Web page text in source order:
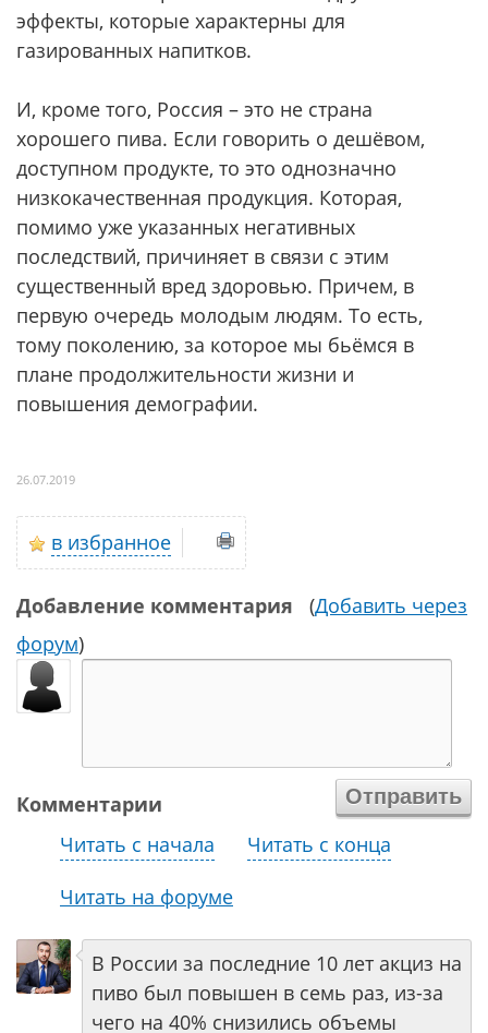
эффекты, которые характерны для
газированных напитков.
И, кроме того, Россия – это не страна
хорошего пива. Если говорить о дешёвом,
доступном продукте, то это однозначно
низкокачественная продукция. Которая,
помимо уже указанных негативных
последствий, причиняет в связи с этим
существенный вред здоровью. Причем, в
первую очередь молодым людям. То есть,
тому поколению, за которое мы бьёмся в
плане продолжительности жизни и
повышения демографии.
26.07.2019
в избранное
Добавление комментария (Добавить через
форум)
Комментарии
Читать с начала
Читать с конца
Читать на форуме
В России за последние 10 лет акциз на
пиво был повышен в семь раз, из-за
чего на 40% снизились объемы